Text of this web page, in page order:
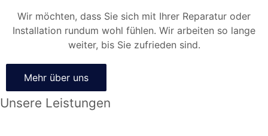
Wir möchten, dass Sie sich mit Ihrer Reparatur oder
Installation rundum wohl fühlen. Wir arbeiten so lange
weiter, bis Sie zufrieden sind.
Mehr über uns
Unsere Leistungen